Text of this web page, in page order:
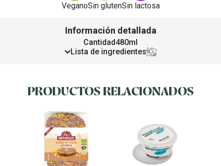
VeganoSin glutenSin lactosa
Información detallada
Cantidad480ml
Lista de ingredientes
PRODUCTOS RELACIONADOS